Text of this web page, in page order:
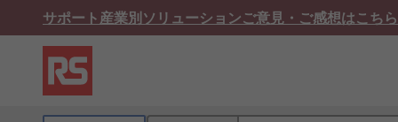
サポート産業別ソリューションご意見・ご感想はこちら